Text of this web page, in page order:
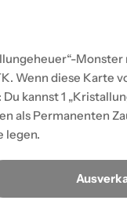
Wenn diese Karte
kannst 1
als Permanenten
legen.
-
für